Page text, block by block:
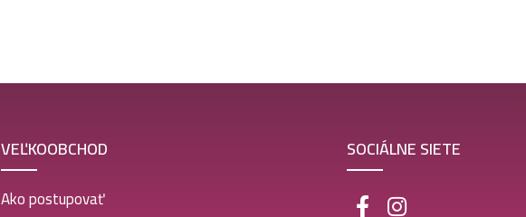
VEĽKOOBCHOD
Ako postupovať
SOCIÁLNE SIETE